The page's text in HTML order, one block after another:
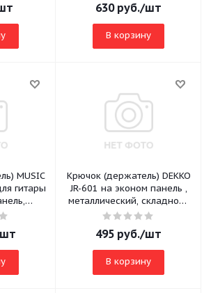
630руб./шт
В корзину
MUSIC
гитары
Крючок (держатель) DEKKO
JR-601 на эконом панель ,
металлический, складной ,
цвет чёрный, не поворот
495 руб./шт
В корзину